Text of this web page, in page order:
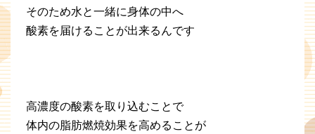
そのため水と一緒に身体の中へ
酸素を届けることが出来るんです
高濃度の酸素を取り込むことで
体内の脂肪燃焼効果を高めることが